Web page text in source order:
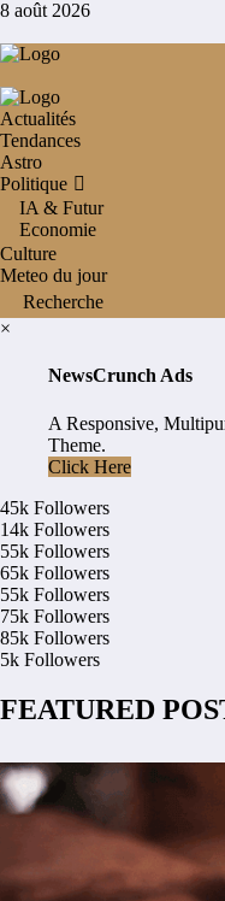
Aller
contenu
8 août 2026
Actualités
Tendances
Astro
Politique
IA & Futur
Economie
Culture
Meteo du jour
×
NewsCrunch Ads
A Responsive,
Theme.
Click Here
45k Followers
14k Followers
55k Followers
65k Followers
55k Followers
75k Followers
85k Followers
5k Followers
FEATURED